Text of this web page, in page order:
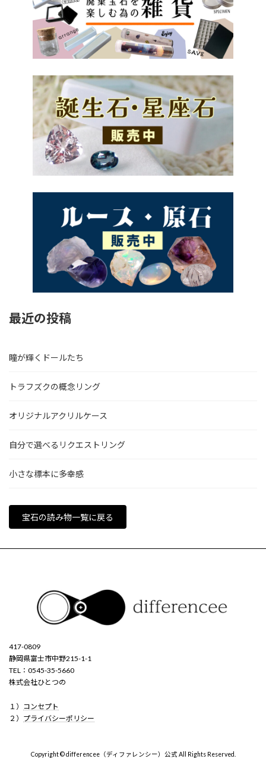
最近の投稿
瞳が輝くドールたち
トラフズクの概念リング
オリジナルアクリルケース
自分で選べるリクエストリング
小さな標本に多幸感
宝石の読み物一覧に戻る
417-0809
静岡県富士市中野215-1-1
TEL：0545-35-5660
株式会社ひとつの
１） コンセプト
２） プライバシーポリシー
Copyright © differencee（ディファレンシー）公式 All Rights Reserved.